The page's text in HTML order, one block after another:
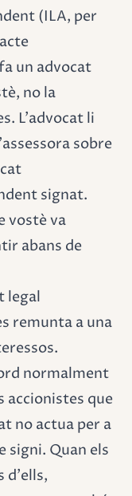
(ILA, per
un advocat
no la
L'advocat li
sobre
signat.
vostè va
abans de
legal
remunta a una
normalment
accionistes que
no actua per a
signi. Quan els
d'ells,